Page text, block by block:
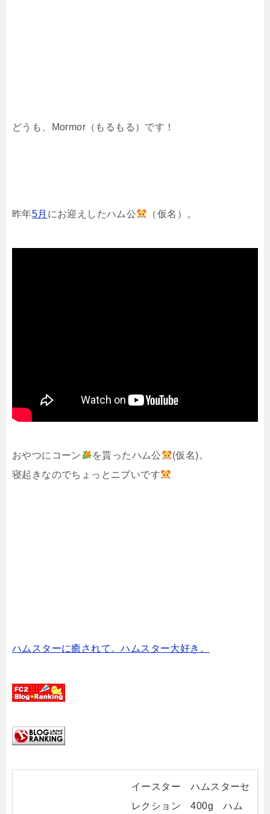
どうも、Mormor（もるもる）です！
昨年5月 にお迎えしたハム公 （仮名）。
おやつにコーン を貰ったハム公
(仮名)。
寝起きなのでちょっとニブいです
ハムスターに癒されて。ハムスター大好き。
イースター ハムスターセ
レクション 400g ハム